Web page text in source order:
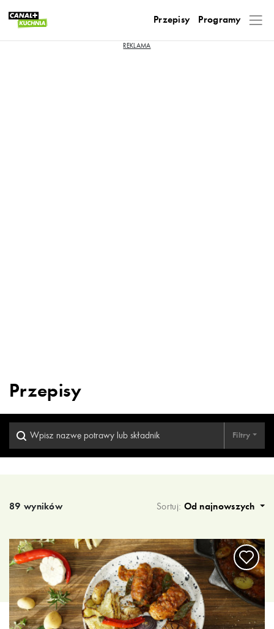
Przepisy Programy
Przepisy
Filtry
89 wyników Sortuj: Od najnowszych
Wyniki wyszukiwania